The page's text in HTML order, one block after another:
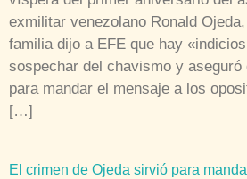
exmilitar venezolano Ronald
familia dijo a EFE que hay
sospechar del chavismo y
para mandar el mensaje a los
[…]
El crimen de Ojeda sirvió para